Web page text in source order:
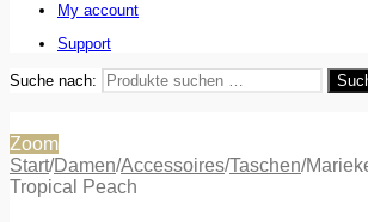
My account
Support
Suche nach:
Zoom
Start/Damen/Accessoires/Taschen/
Tropical Peach